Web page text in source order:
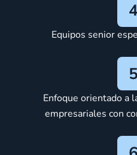
Equipos senior
Enfoque orientado a
empresariales con